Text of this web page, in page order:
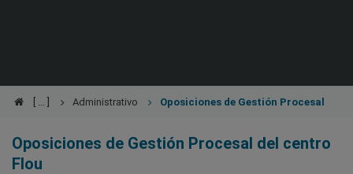
Administrativo Oposiciones de Gestión Procesal
Oposiciones de Gestión Procesal del centro
Flou